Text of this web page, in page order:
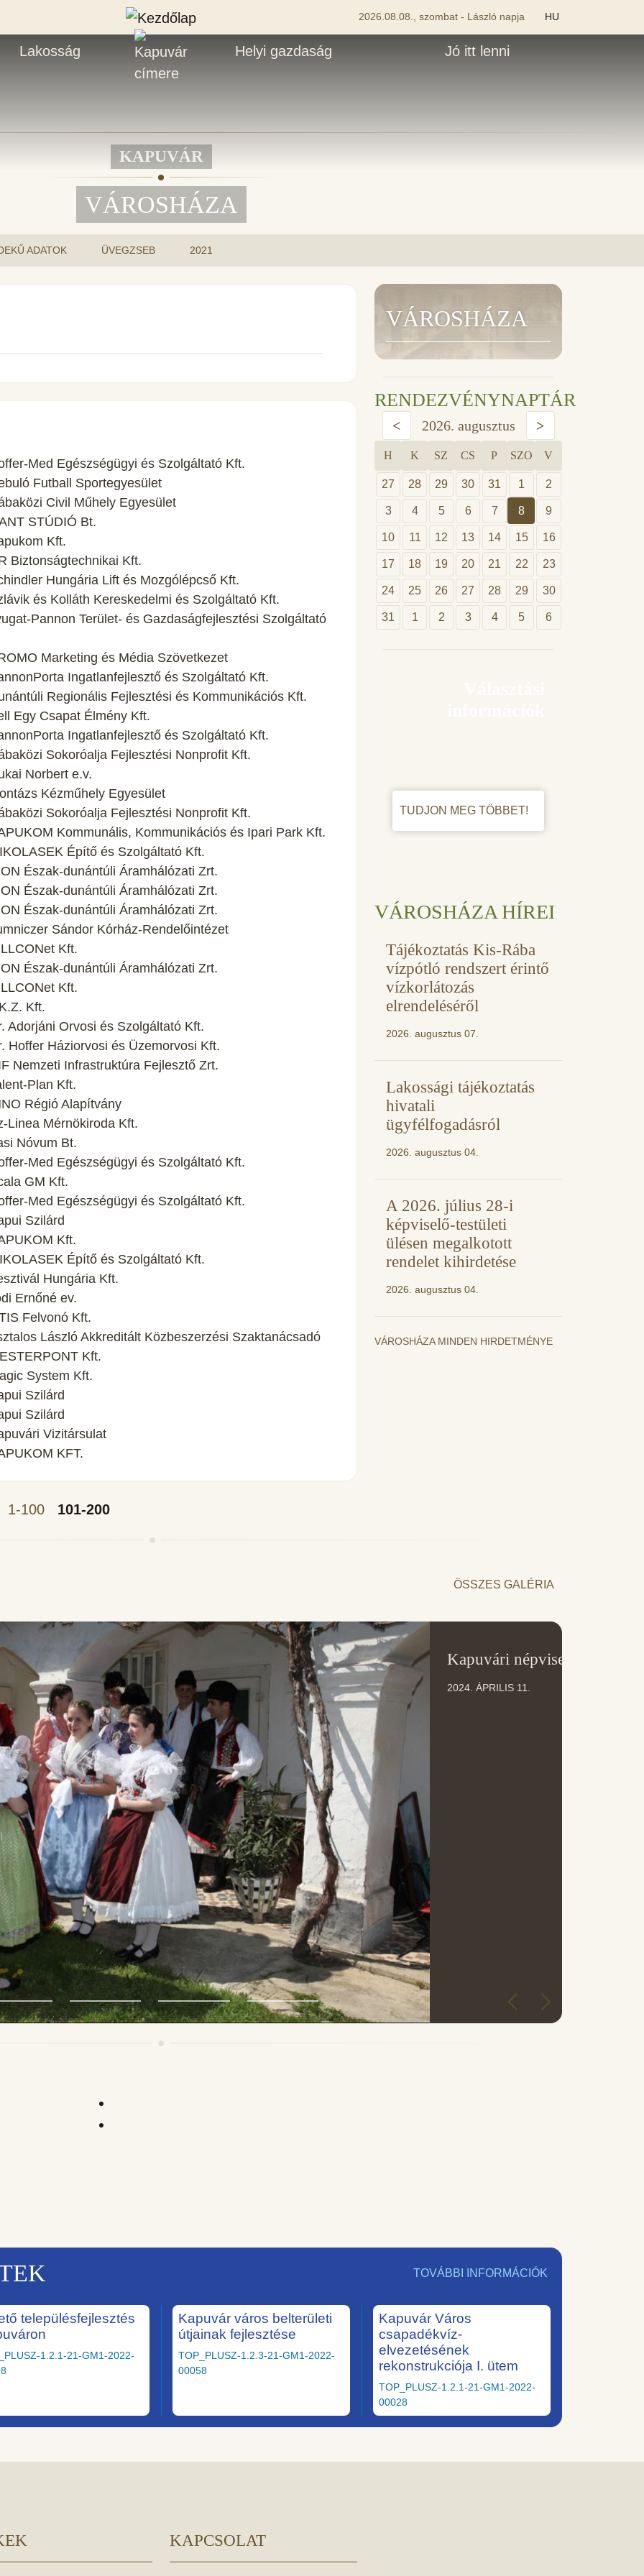
2026.08.08., szombat - László napja HU
Lakosság Helyi gazdaság Jó itt lenni
KAPUVÁR
VÁROSHÁZA
ADATOK ÜVEGZSEB 2021
Med Egészségügyi és Szolgáltató Kft.
Futball Sportegyesület
Civil Műhely Egyesület
STÚDIÓ Bt.
Kft.
Biztonságtechnikai Kft.
Hungária Lift és Mozgólépcső Kft.
és Kolláth Kereskedelmi és Szolgáltató Kft.
Pannon Terület- és Gazdaságfejlesztési Szolgáltató
Marketing és Média Szövetkezet
Ingatlanfejlesztő és Szolgáltató Kft.
Regionális Fejlesztési és Kommunikációs Kft.
Egy Csapat Élmény Kft.
Ingatlanfejlesztő és Szolgáltató Kft.
Sokoróalja Fejlesztési Nonprofit Kft.
Norbert e.v.
Kézműhely Egyesület
Sokoróalja Fejlesztési Nonprofit Kft.
Kommunális, Kommunikációs és Ipari Park Kft.
Építő és Szolgáltató Kft.
Észak-dunántúli Áramhálózati Zrt.
Észak-dunántúli Áramhálózati Zrt.
Észak-dunántúli Áramhálózati Zrt.
Sándor Kórház-Rendelőintézet
Kft.
Észak-dunántúli Áramhálózati Zrt.
Kft.
Kft.
Adorjáni Orvosi és Szolgáltató Kft.
Hoffer Háziorvosi és Üzemorvosi Kft.
Nemzeti Infrastruktúra Fejlesztő Zrt.
Plan Kft.
Régió Alapítvány
Linea Mérnökiroda Kft.
Nóvum Bt.
Med Egészségügyi és Szolgáltató Kft.
GM Kft.
Med Egészségügyi és Szolgáltató Kft.
Szilárd
Kft.
Építő és Szolgáltató Kft.
Hungária Kft.
Ernőné ev.
Felvonó Kft.
László Akkreditált Közbeszerzési Szaktanácsadó
Kft.
System Kft.
Szilárd
Szilárd
Vizitársulat
KFT.
1-100 101-200
VÁROSHÁZA
RENDEZVÉNYNAPTÁR
< 2026. augusztus >
H K SZ CS P SZO V
27 28 29 30 31 1 2
3 4 5 6 7 8 9
10 11 12 13 14 15 16
17 18 19 20 21 22 23
24 25 26 27 28 29 30
31 1 2 3 4 5 6
TUDJON MEG TÖBBET!
VÁROSHÁZA HÍREI
Tájékoztatás Kis-Rába
vízpótló rendszert érintő
vízkorlátozás
elrendeléséről
2026. augusztus 07.
Lakossági tájékoztatás
hivatali
ügyfélfogadásról
2026. augusztus 04.
A 2026. július 28-i
képviselő-testületi
ülésen megalkotott
rendelet kihirdetése
2026. augusztus 04.
VÁROSHÁZA MINDEN HIRDETMÉNYE
ÖSSZES GALÉRIA
Kapuvári népviselet
2024. ÁPRILIS 11.
TOVÁBBI INFORMÁCIÓK
településfejlesztés
1.2.1-21-GM1-2022-
Kapuvár város belterületi
útjainak fejlesztése
TOP_PLUSZ-1.2.3-21-GM1-2022-
00058
Kapuvár Város
csapadékvíz-
elvezetésének
rekonstrukciója I. ütem
TOP_PLUSZ-1.2.1-21-GM1-2022-
00028
KAPCSOLAT